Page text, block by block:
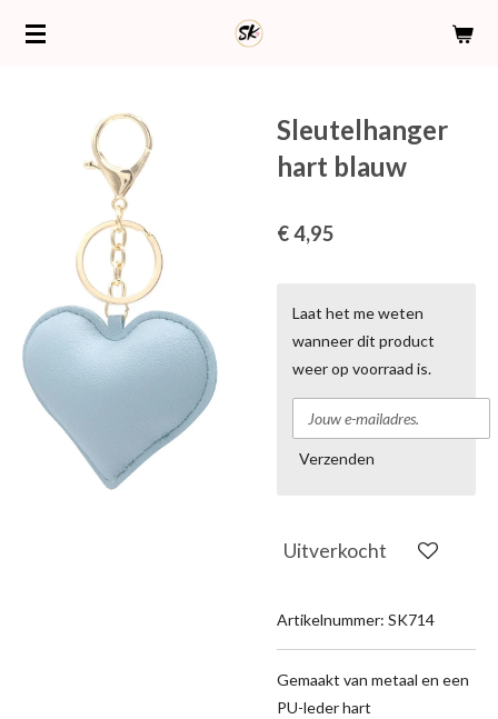
Ga
hoofdinhoud
Sleutelhanger
hart blauw
€ 4,95
Laat het me weten
wanneer dit product
weer op voorraad is.
Verzenden
Uitverkocht
Artikelnummer: SK714
Gemaakt van metaal en een
PU-leder hart